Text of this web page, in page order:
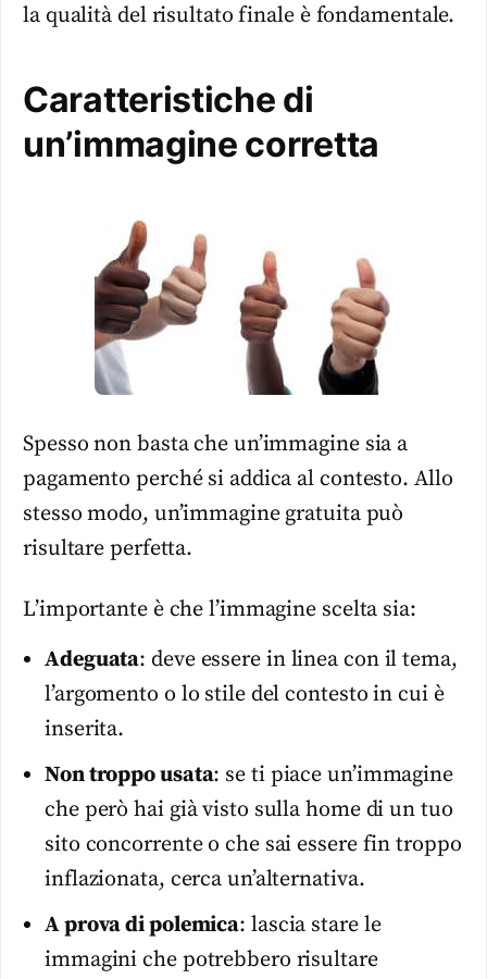
la qualità del risultato finale è fondamentale.
Caratteristiche di
un’immagine corretta
Spesso non basta che un’immagine sia a
pagamento perché si addica al contesto. Allo
stesso modo, un’immagine gratuita può
risultare perfetta.
L’importante è che l’immagine scelta sia:
Adeguata: deve essere in linea con il tema,
l’argomento o lo stile del contesto in cui è
inserita.
Non troppo usata: se ti piace un’immagine
che però hai già visto sulla home di un tuo
sito concorrente o che sai essere fin troppo
inflazionata, cerca un’alternativa.
A prova di polemica: lascia stare le
immagini che potrebbero risultare